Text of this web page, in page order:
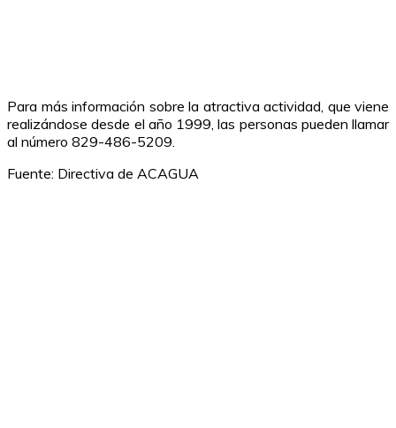
Para más información sobre la atractiva actividad, que viene
realizándose desde el año 1999, las personas pueden llamar
al número 829-486-5209.
Fuente: Directiva de ACAGUA